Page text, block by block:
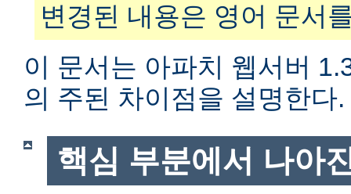
변경된 내용은 영어 문서
이 문서는 아파치 웹서버
의 주된 차이점을 설명한다.
핵심 부분에서 나아